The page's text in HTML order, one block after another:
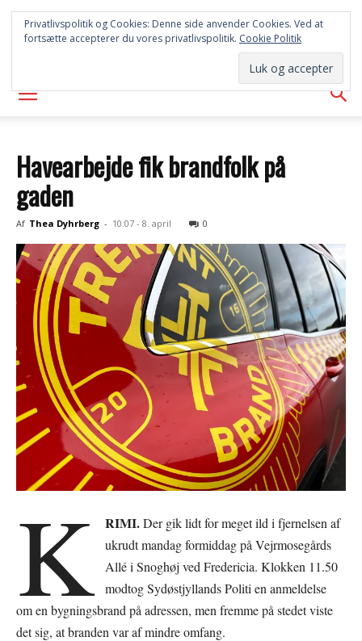
SYD
AVISEN
Havearbejde fik brandfolk på
gaden
Af Thea Dyhrberg - 10:07 - 8. april 0
K RIMI.Der gik lidt for meget ild i fjernelsen af
ukrudt mandag formiddag på Vejrmosegårds
Allé i Snoghøj ved Fredericia. Klokken 11.50
modtog Sydøstjyllands Politi en anmeldelse
om en bygningsbrand på adressen, men fremme på stedet viste
det sig, at branden var af mindre omfang.
Privatlivspolitik og Cookies: Denne side anvender Cookies. Ved at
fortsætte accepterer du vores privatlivspolitik. Cookie Politik